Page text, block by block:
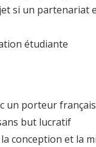
si un partenariat
étudiante
un porteur
but lucratif
conception et la